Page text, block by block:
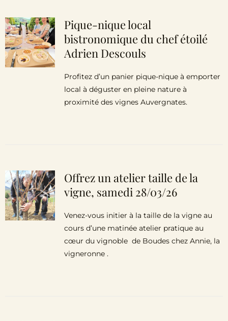
Pique-nique local
bistronomique du chef étoilé
Adrien Descouls
Profitez d’un panier pique-nique à emporter
local à déguster en pleine nature à
proximité des vignes Auvergnates.
Offrez un atelier taille de la
vigne, samedi 28/03/26
Venez-vous initier à la taille de la vigne au
cours d’une matinée atelier pratique au
cœur du vignoble de Boudes chez Annie, la
vigneronne .